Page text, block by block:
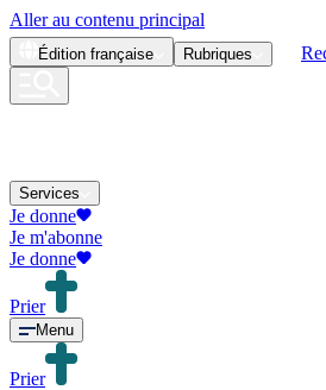
Aller au contenu principal
Édition française Rubriques
Services
Je donne
Je m'abonne
Je donne
Prier
Menu
Prier